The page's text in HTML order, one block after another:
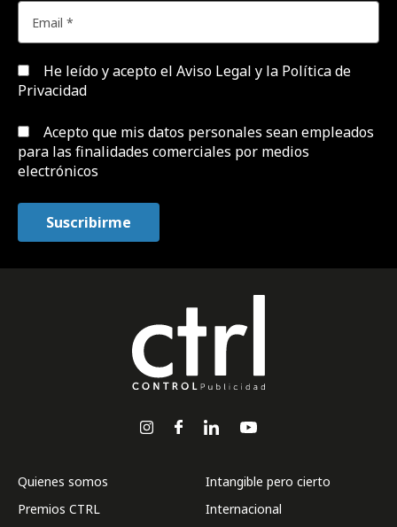
He leído y acepto el Aviso Legal y la Política de
Privacidad
Acepto que mis datos personales sean empleados
para las finalidades comerciales por medios
electrónicos
Quienes somos
Premios CTRL
Intangible pero cierto
Internacional